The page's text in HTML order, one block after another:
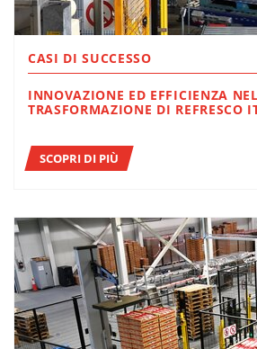
CASI DI SUCCESSO
INNOVAZIONE ED EFFICIENZA NEL
TRASFORMAZIONE DI REFRESCO
SCOPRI DI PIÙ